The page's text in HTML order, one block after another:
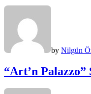
by Nilgün
“Art’n Palazzo”